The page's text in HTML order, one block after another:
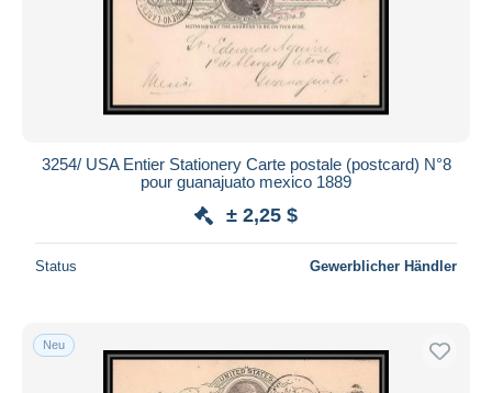
3254/ USA Entier Stationery Carte postale (postcard) N°8
pour guanajuato mexico 1889
± 2,25 $
Status Gewerblicher Händler
Neu